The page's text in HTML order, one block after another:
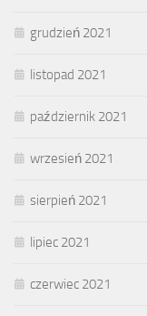
grudzień 2021
listopad 2021
październik 2021
wrzesień 2021
sierpień 2021
lipiec 2021
czerwiec 2021